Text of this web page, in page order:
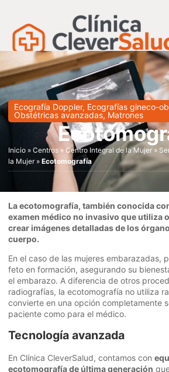
Ecografía Doppler, Ecografías gineco-
Obstétricas avanzadas, Matrones
Inicio » Centros » Centro Integral de la Mujer »
la Mujer » Ecotomografía
La ecotomografía, también conocida
examen médico no invasivo que utiliza
crear imágenes detalladas de los
cuerpo.
En el caso de las mujeres embarazadas,
feto en formación, asegurando su
el embarazo. A diferencia de otros
radiografías, la ecotomografía no utiliza
convierte en una opción completamente
paciente como para el médico.
Tecnología avanzada
En Clínica CleverSalud, contamos con
ecotomografía de última generación